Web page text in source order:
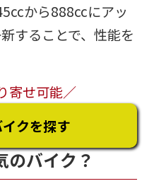
から888ccにアッ
することで、性能を
寄せ可能／
クを探す
のバイク？